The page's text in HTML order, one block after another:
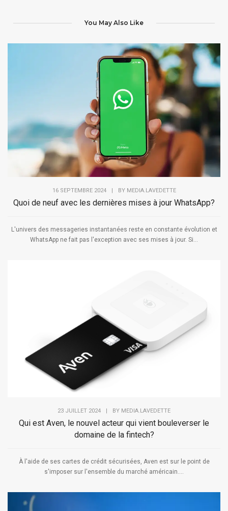
You May Also Like
16 SEPTEMBRE 2024 | BY MEDIA.LAVEDETTE
Quoi de neuf avec les dernières mises à jour WhatsApp?
L'univers des messageries instantanées reste en constante évolution et
WhatsApp ne fait pas l'exception avec ses mises à jour. Si...
23 JUILLET 2024 | BY MEDIA.LAVEDETTE
Qui est Aven, le nouvel acteur qui vient bouleverser le
domaine de la fintech?
À l'aide de ses cartes de crédit sécurisées, Aven est sur le point de
s'imposer sur l'ensemble du marché américain....